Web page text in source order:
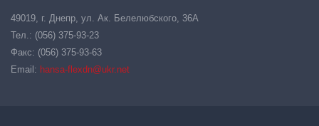
49019, г. Днепр, ул. Ак. Белелюбского, 36А
Тел.: (056) 375-93-23
Факс: (056) 375-93-63
Email: hansa-flexdn@ukr.net